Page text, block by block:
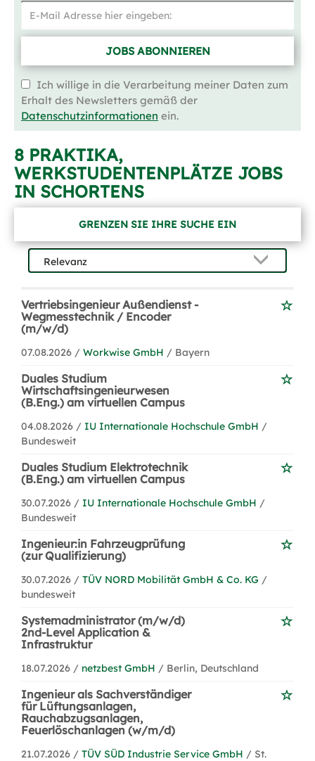
JOBS ABONNIEREN
Ich willige in die Verarbeitung meiner Daten zum
Erhalt des Newsletters gemäß der
Datenschutzinformationen ein.
8 PRAKTIKA,
WERKSTUDENTENPLÄTZE JOBS
IN SCHORTENS
GRENZEN SIE IHRE SUCHE EIN
Vertriebsingenieur Außendienst -
Wegmesstechnik / Encoder
(m/w/d)
07.08.2026 / Workwise GmbH / Bayern
Duales Studium
Wirtschaftsingenieurwesen
(B.Eng.) am virtuellen Campus
04.08.2026 / IU Internationale Hochschule GmbH /
Bundesweit
Duales Studium Elektrotechnik
(B.Eng.) am virtuellen Campus
30.07.2026 / IU Internationale Hochschule GmbH /
Bundesweit
Ingenieur:in Fahrzeugprüfung
(zur Qualifizierung)
30.07.2026 / TÜV NORD Mobilität GmbH & Co. KG /
bundesweit
Systemadministrator (m/w/d)
2nd-Level Application &
Infrastruktur
18.07.2026 / netzbest GmbH / Berlin, Deutschland
Ingenieur als Sachverständiger
für Lüftungsanlagen,
Rauchabzugsanlagen,
Feuerlöschanlagen (w/m/d)
21.07.2026 / TÜV SÜD Industrie Service GmbH / St.